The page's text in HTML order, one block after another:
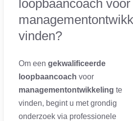
loopbaancoach voor
vinden?
Om een gekwalificeerde
loopbaancoach voor
managementontwikkeling te
vinden, begint u met grondig
onderzoek via professionele